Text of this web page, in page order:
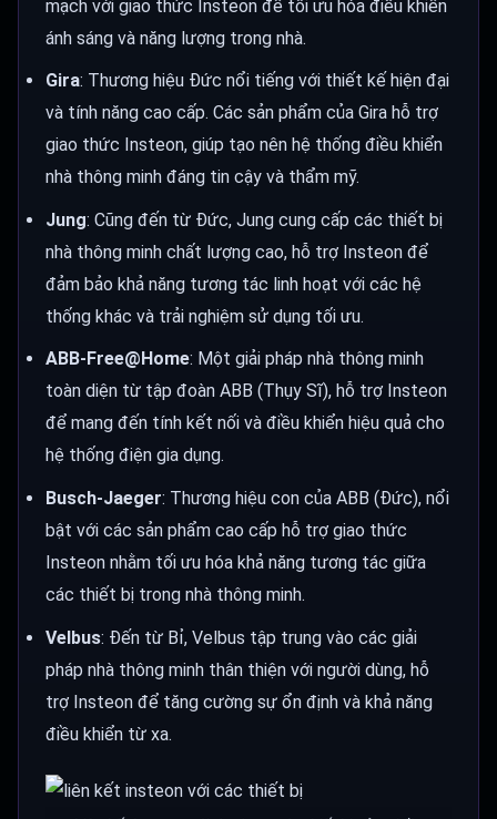
mạch với giao thức Insteon để tối ưu hóa điều khiển
ánh sáng và năng lượng trong nhà.
Gira: Thương hiệu Đức nổi tiếng với thiết kế hiện đại
và tính năng cao cấp. Các sản phẩm của Gira hỗ trợ
giao thức Insteon, giúp tạo nên hệ thống điều khiển
nhà thông minh đáng tin cậy và thẩm mỹ.
Jung: Cũng đến từ Đức, Jung cung cấp các thiết bị
nhà thông minh chất lượng cao, hỗ trợ Insteon để
đảm bảo khả năng tương tác linh hoạt với các hệ
thống khác và trải nghiệm sử dụng tối ưu.
ABB-Free@Home: Một giải pháp nhà thông minh
toàn diện từ tập đoàn ABB (Thụy Sĩ), hỗ trợ Insteon
để mang đến tính kết nối và điều khiển hiệu quả cho
hệ thống điện gia dụng.
Busch-Jaeger: Thương hiệu con của ABB (Đức), nổi
bật với các sản phẩm cao cấp hỗ trợ giao thức
Insteon nhằm tối ưu hóa khả năng tương tác giữa
các thiết bị trong nhà thông minh.
Velbus: Đến từ Bỉ, Velbus tập trung vào các giải
pháp nhà thông minh thân thiện với người dùng, hỗ
trợ Insteon để tăng cường sự ổn định và khả năng
điều khiển từ xa.